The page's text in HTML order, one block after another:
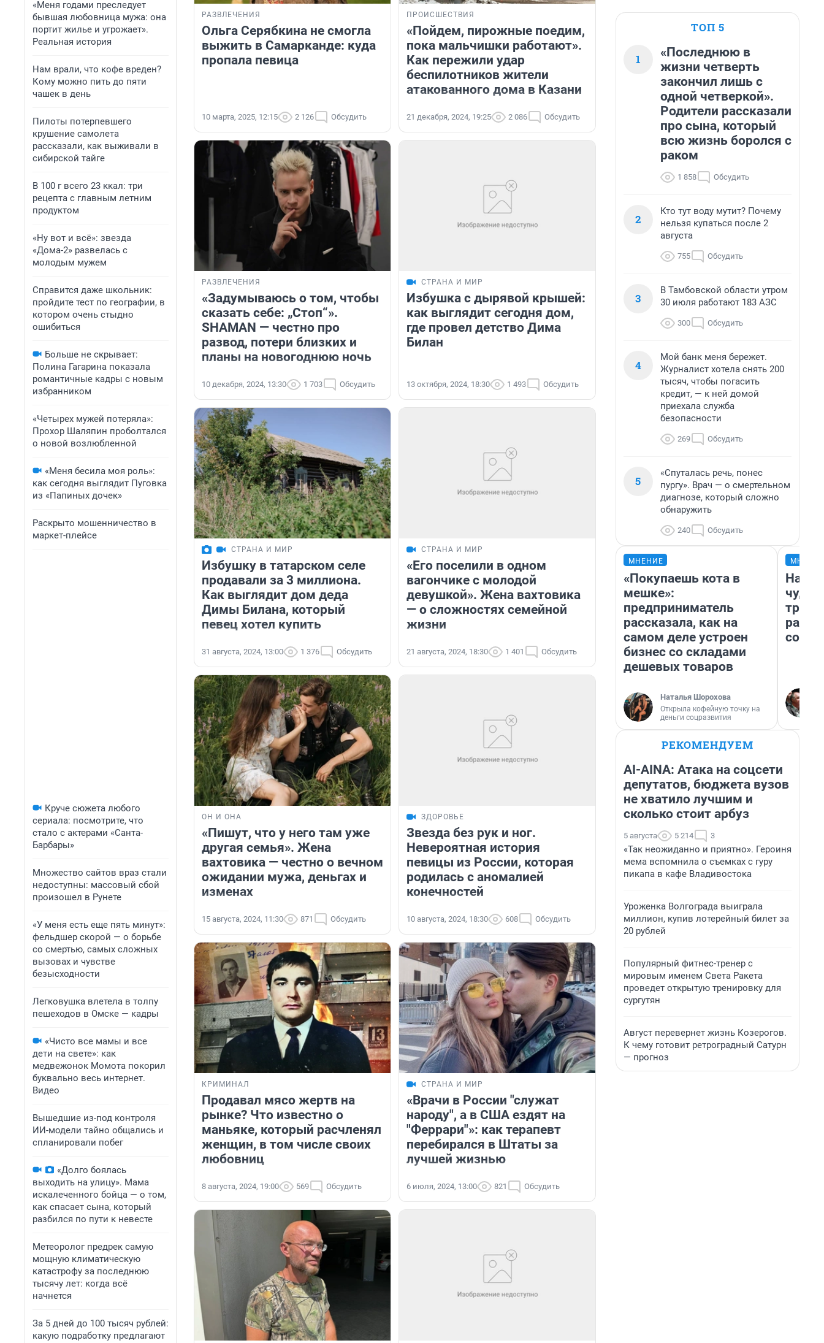
«Меня годами преследует
бывшая любовница мужа: она
портит жилье и угрожает».
Реальная история
Нам врали, что кофе вреден?
Кому можно пить до пяти
чашек в день
Пилоты потерпевшего
крушение самолета
рассказали, как выживали в
сибирской тайге
В 100 г всего 23 ккал: три
рецепта с главным летним
продуктом
«Ну вот и всё»: звезда
«Дома-2» развелась с
молодым мужем
Справится даже школьник:
пройдите тест по географии, в
котором очень стыдно
ошибиться
Больше не скрывает:
Полина Гагарина показала
романтичные кадры с новым
избранником
«Четырех мужей потеряла»:
Прохор Шаляпин проболтался
о новой возлюбленной
«Меня бесила моя роль»:
как сегодня выглядит Пуговка
из «Папиных дочек»
Раскрыто мошенничество в
маркет-плейсе
Круче сюжета любого
сериала: посмотрите, что
стало с актерами «Санта-
Барбары»
Множество сайтов враз стали
недоступны: массовый сбой
произошел в Рунете
«У меня есть еще пять минут»:
фельдшер скорой — о борьбе
со смертью, самых сложных
вызовах и чувстве
безысходности
Легковушка влетела в толпу
пешеходов в Омске — кадры
«Чисто все мамы и все
дети на свете»: как
медвежонок Момота покорил
буквально весь интернет.
Видео
Вышедшие из-под контроля
ИИ-модели тайно общались и
спланировали побег
«Долго боялась
выходить на улицу». Мама
искалеченного бойца — о том,
как спасает сына, который
разбился по пути к невесте
Метеоролог предрек самую
мощную климатическую
катастрофу за последнюю
тысячу лет: когда всё
начнется
За 5 дней до 100 тысяч рублей:
какую подработку предлагают
РАЗВЛЕЧЕНИЯ
Ольга Серябкина не смогла
выжить в Самарканде: куда
пропала певица
10 марта, 2025, 12:15 2 126 Обсудить
ПРОИСШЕСТВИЯ
«Пойдем, пирожные поедим,
пока мальчишки работают».
Как пережили удар
беспилотников жители
атакованного дома в Казани
21 декабря, 2024, 19:25 2 086 Обсудить
РАЗВЛЕЧЕНИЯ
«Задумываюсь о том, чтобы
сказать себе: „Стоп“».
SHAMAN — честно про
развод, потери близких и
планы на новогоднюю ночь
10 декабря, 2024, 13:30 1 703 Обсудить
СТРАНА И МИР
Избушка с дырявой крышей:
как выглядит сегодня дом,
где провел детство Дима
Билан
13 октября, 2024, 18:30 1 493 Обсудить
СТРАНА И МИР
Избушку в татарском селе
продавали за 3 миллиона.
Как выглядит дом деда
Димы Билана, который
певец хотел купить
31 августа, 2024, 13:00 1 376 Обсудить
СТРАНА И МИР
«Его поселили в одном
вагончике с молодой
девушкой». Жена вахтовика
— о сложностях семейной
жизни
21 августа, 2024, 18:30 1 401 Обсудить
ОН И ОНА
«Пишут, что у него там уже
другая семья». Жена
вахтовика — честно о вечном
ожидании мужа, деньгах и
изменах
15 августа, 2024, 11:30 871 Обсудить
ЗДОРОВЬЕ
Звезда без рук и ног.
Невероятная история
певицы из России, которая
родилась с аномалией
конечностей
10 августа, 2024, 18:30 608 Обсудить
КРИМИНАЛ
Продавал мясо жертв на
рынке? Что известно о
маньяке, который расчленял
женщин, в том числе своих
любовниц
8 августа, 2024, 19:00 569 Обсудить
СТРАНА И МИР
«Врачи в России "служат
народу", а в США ездят на
"Феррари"»: как терапевт
перебирался в Штаты за
лучшей жизнью
6 июля, 2024, 13:00 821 Обсудить
ТОП 5
1
«Последнюю в
жизни четверть
закончил лишь с
одной четверкой».
Родители рассказали
про сына, который
всю жизнь боролся с
раком
1 858 Обсудить
2
Кто тут воду мутит? Почему
нельзя купаться после 2
августа
755 Обсудить
3
В Тамбовской области утром
30 июля работают 183 АЗС
300 Обсудить
4
Мой банк меня бережет.
Журналист хотела снять 200
тысяч, чтобы погасить
кредит, — к ней домой
приехала служба
безопасности
269 Обсудить
5
«Спуталась речь, понес
пургу». Врач — о смертельном
диагнозе, который сложно
обнаружить
240 Обсудить
МНЕНИЕ
«Покупаешь кота в
мешке»:
предприниматель
рассказала, как на
самом деле устроен
бизнес со складами
дешевых товаров
Наталья Шорохова
Открыла кофейную точку на
деньги соцразвития
РЕКОМЕНДУЕМ
AI-AINA: Атака на соцсети
депутатов, бюджета вузов
не хватило лучшим и
сколько стоит арбуз
5 августа 5 214 3
«Так неожиданно и приятно». Героиня
мема вспомнила о съемках с гуру
пикапа в кафе Владивостока
Уроженка Волгограда выиграла
миллион, купив лотерейный билет за
20 рублей
Популярный фитнес-тренер с
мировым именем Света Ракета
проведет открытую тренировку для
сургутян
Август перевернет жизнь Козерогов.
К чему готовит ретроградный Сатурн
— прогноз